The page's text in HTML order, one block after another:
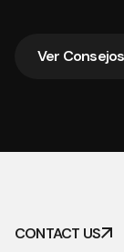
Ver
Ver
CONTACT US